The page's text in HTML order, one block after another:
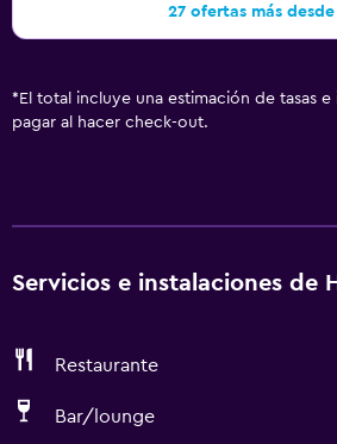
27 ofertas más desde
* El total incluye una estimación de tasas
pagar al hacer check-out.
Servicios e instalaciones de
Restaurante
Bar/lounge